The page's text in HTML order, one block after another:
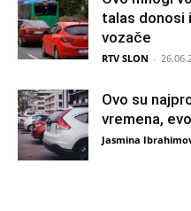
talas donosi
vozače
RTV SLON -
Ovo su
vremena,
Jasmina